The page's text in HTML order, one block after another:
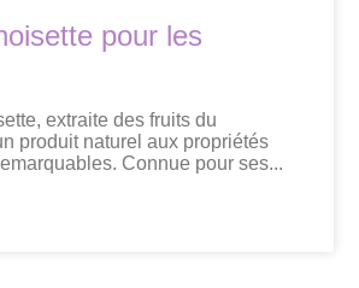
pour les
extraite des fruits du
produit naturel aux propriétés
Connue pour ses...